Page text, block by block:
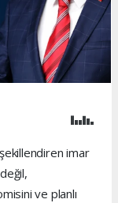
imar
ve planlı